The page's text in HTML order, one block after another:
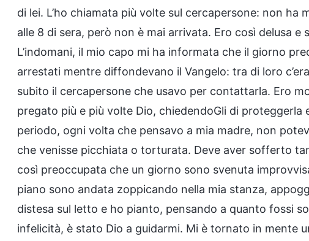
di lei. L’ho chiamata più volte sul cercapersone: non ha
alle 8 di sera, però non è mai arrivata. Ero così delusa e
L’indomani, il mio capo mi ha informata che il giorno
arrestati mentre diffondevano il Vangelo: tra di loro
subito il cercapersone che usavo per contattarla. Ero
pregato più e più volte Dio, chiedendoGli di
periodo, ogni volta che pensavo a mia madre, non
che venisse picchiata o torturata. Deve aver sofferto
così preoccupata che un giorno sono svenuta
piano sono andata zoppicando nella mia stanza,
distesa sul letto e ho pianto, pensando a quanto fossi
infelicità, è stato Dio a guidarmi. Mi è tornato in mente